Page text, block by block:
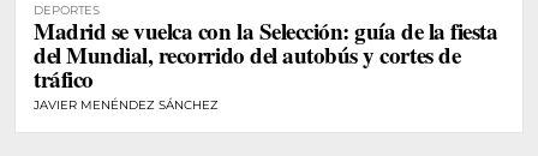
DEPORTES
Madrid se vuelca con la Selección: guía de la fiesta
del Mundial, recorrido del autobús y cortes de
tráfico
JAVIER MENÉNDEZ SÁNCHEZ